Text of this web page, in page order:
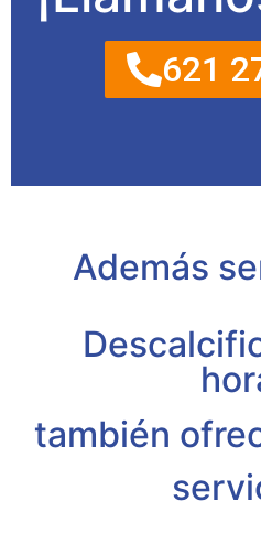
621
Además
también